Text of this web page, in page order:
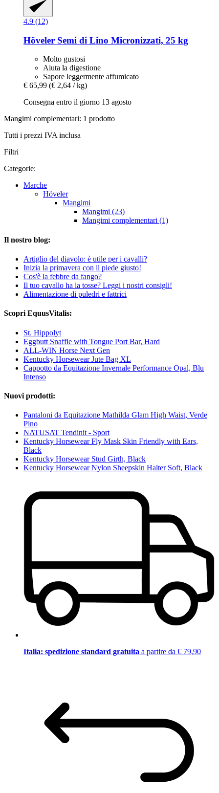
4.9 (12)
Höveler Semi di Lino Micronizzati, 25 kg
Molto gustosi
Aiuta la digestione
Sapore leggermente affumicato
€ 65,99 (€ 2,64 / kg)
Consegna entro il giorno 13 agosto
Mangimi complementari: 1 prodotto
Tutti i prezzi IVA inclusa
Filtri
Categorie:
Marche
Höveler
Mangimi
Mangimi (23)
Mangimi complementari (1)
Il nostro blog:
Artiglio del diavolo: è utile per i cavalli?
Inizia la primavera con il piede giusto!
Cos'è la febbre da fango?
Il tuo cavallo ha la tosse? Leggi i nostri consigli!
Alimentazione di puledri e fattrici
Scopri EquusVitalis:
St. Hippolyt
Eggbutt Snaffle with Tongue Port Bar, Hard
ALL-WIN Horse Next Gen
Kentucky Horsewear Jute Bag XL
Cappotto da Equitazione Invernale Performance Opal, Blu
Intenso
Nuovi prodotti:
Pantaloni da Equitazione Mathilda Glam High Waist, Verde
Pino
NATUSAT Tendinit - Sport
Kentucky Horsewear Fly Mask Skin Friendly with Ears,
Black
Kentucky Horsewear Stud Girth, Black
Kentucky Horsewear Nylon Sheepskin Halter Soft, Black
Italia: spedizione standard gratuita a partire da € 79,90